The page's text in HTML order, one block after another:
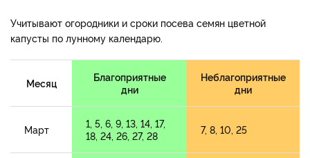
Учитывают огородники и сроки посева семян цветной
капусты по лунному календарю.
Месяц
Благоприятные
дни
Неблагоприятные
дни
Март
1, 5, 6, 9, 13, 14, 17,
18, 24, 26, 27, 28
7, 8, 10, 25